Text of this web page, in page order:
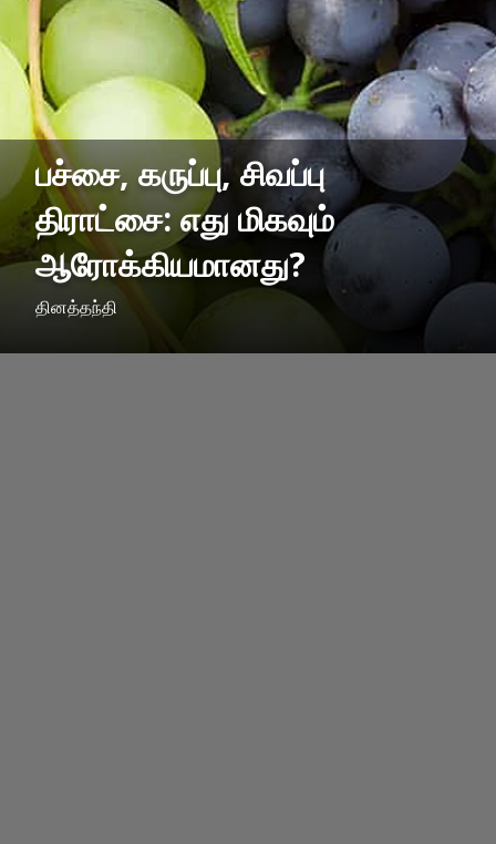
பச்சை, கருப்பு, சிவப்பு
திராட்சை: எது மிகவும்
ஆரோக்கியமானது?
தினத்தந்தி